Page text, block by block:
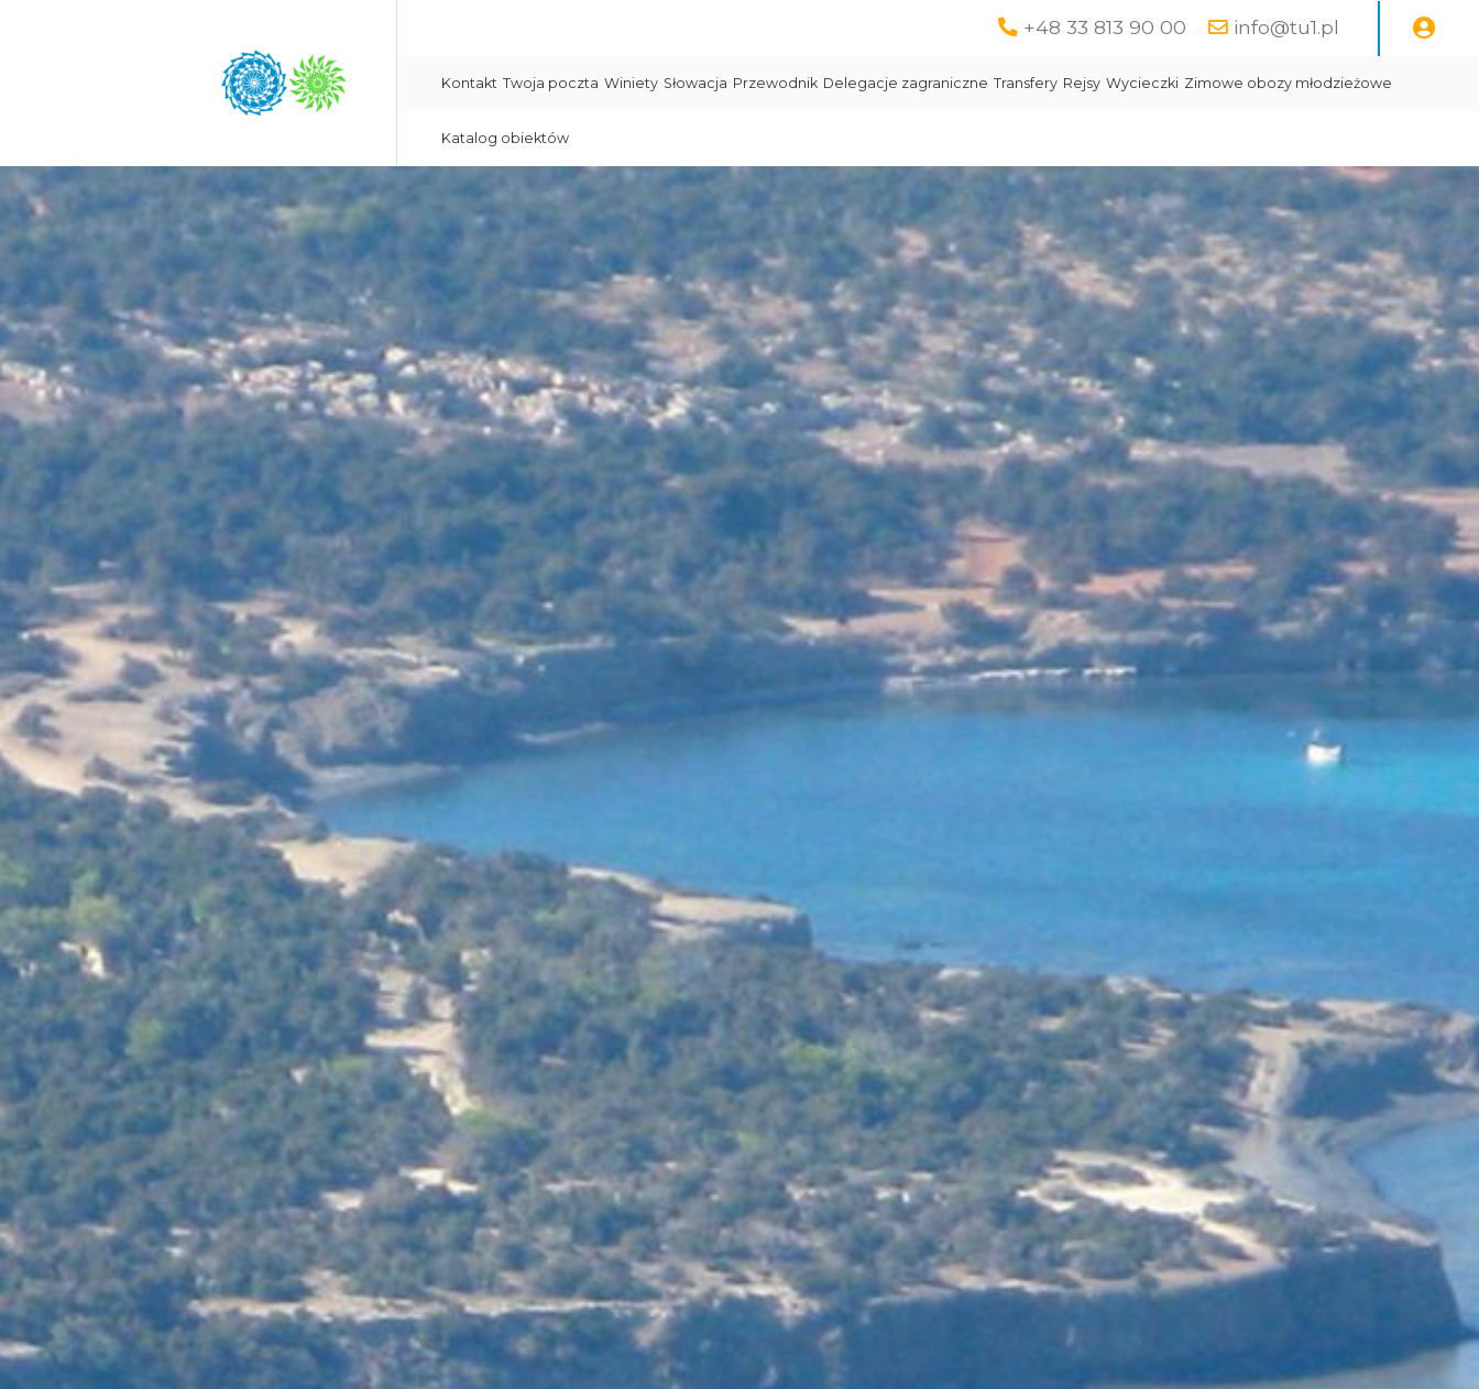
+48 33 813 90 00 info@tu1.pl
Kontakt Twoja poczta Winiety Słowacja Przewodnik Delegacje zagraniczne Transfery Rejsy Wycieczki Zimowe obozy młodzieżowe
Katalog obiektów